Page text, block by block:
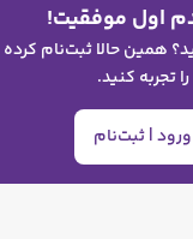
اول موفقیت!
همین حالا ثبت‌نام
را تجربه کنید.
ورود | ثبت‌نام